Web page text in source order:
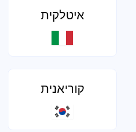
איטלקית
קוריאנית